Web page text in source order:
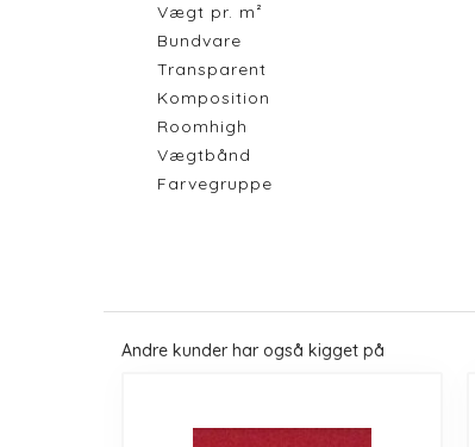
Vægt pr. m²
Bundvare
Transparent
Komposition
Roomhigh
Vægtbånd
Farvegruppe
Andre kunder har også kigget på